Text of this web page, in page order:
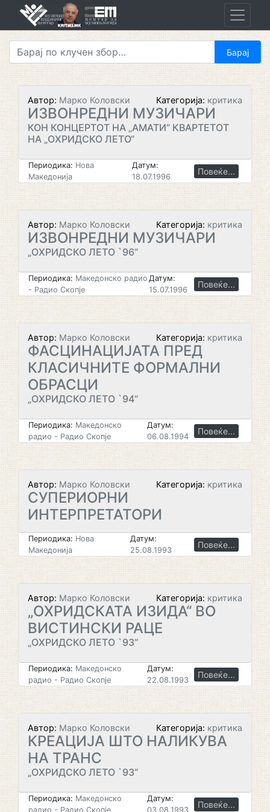
Автор: Марко Коловски Категорија: критика
ИЗВОНРЕДНИ МУЗИЧАРИ
КОН КОНЦЕРТОТ НА „АМАТИ“ КВАРТЕТОТ
НА „ОХРИДСКО ЛЕТО“
Периодика: Нова
Македонија
Датум:
18.07.1996
Повеќе...
Автор: Марко Коловски Категорија: критика
ИЗВОНРЕДНИ МУЗИЧАРИ
„ОХРИДСКО ЛЕТО `96“
Периодика: Македонско радио
- Радио Скопје
Датум:
15.07.1996
Повеќе...
Автор: Марко Коловски Категорија: критика
ФАСЦИНАЦИЈАТА ПРЕД
КЛАСИЧНИТЕ ФОРМАЛНИ
ОБРАСЦИ
„ОХРИДСКО ЛЕТО `94“
Периодика: Македонско
радио - Радио Скопје
Датум:
06.08.1994
Повеќе...
Автор: Марко Коловски Категорија: критика
СУПЕРИОРНИ
ИНТЕРПРЕТАТОРИ
Периодика: Нова
Македонија
Датум:
25.08.1993
Повеќе...
Автор: Марко Коловски Категорија: критика
„ОХРИДСКАТА ИЗИДА“ ВО
ВИСТИНСКИ РАЦЕ
„ОХРИДСКО ЛЕТО `93“
Периодика: Македонско
радио - Радио Скопје
Датум:
22.08.1993
Повеќе...
Автор: Марко Коловски Категорија: критика
КРЕАЦИЈА ШТО НАЛИКУВА
НА ТРАНС
„ОХРИДСКО ЛЕТО `93“
Периодика: Македонско
радио - Радио Скопје
Датум:
03.08.1993
Повеќе...